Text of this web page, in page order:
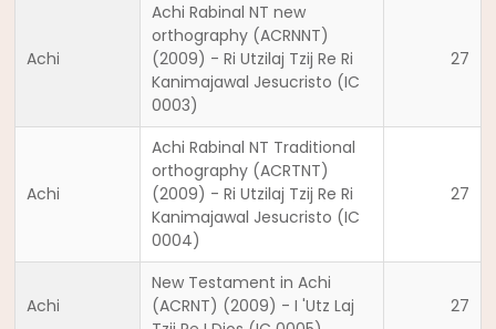
Achi
Achi Rabinal NT new
orthography (ACRNNT)
(2009) - Ri Utzilaj Tzij Re Ri
Kanimajawal Jesucristo (IC
0003)
27
Achi
Achi Rabinal NT Traditional
orthography (ACRTNT)
(2009) - Ri Utzilaj Tzij Re Ri
Kanimajawal Jesucristo (IC
0004)
27
Achi
New Testament in Achi
(ACRNT) (2009) - I 'Utz Laj
27